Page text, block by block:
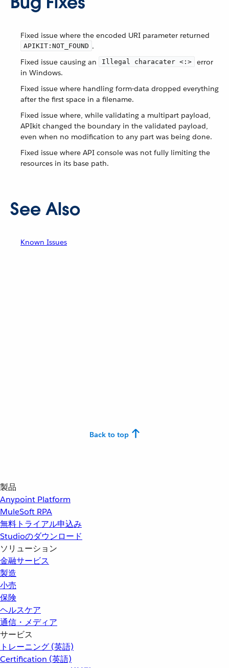
Fixed issue where the encoded URI parameter returned
APIKIT:NOT_FOUND .
Fixed issue causing an
Illegal characater <:>
error
in Windows.
Fixed issue where handling form-data dropped everything
after the first space in a filename.
Fixed issue where, while validating a multipart payload,
APIkit changed the boundary in the validated payload,
even when no modification to any part was being done.
Fixed issue where API console was not fully limiting the
resources in its base path.
See Also
Known Issues
Back to top
製品
Anypoint Platform
MuleSoft RPA
無料トライアル申込み
Studioのダウンロード
ソリューション
金融サービス
製造
小売
保険
ヘルスケア
通信・メディア
サービス
トレーニング (英語)
Certification (英語)